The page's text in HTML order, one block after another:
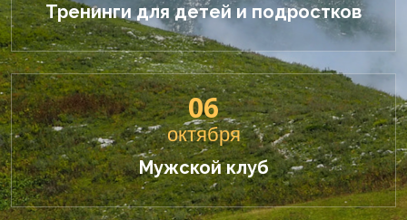
Тренинги для детей и подростков
06
октября
Мужской клуб